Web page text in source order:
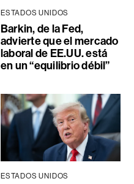
ESTADOS UNIDOS
Barkin, de la Fed,
advierte que el mercado
laboral de EE.UU. está
en un “equilibrio débil”
ESTADOS UNIDOS